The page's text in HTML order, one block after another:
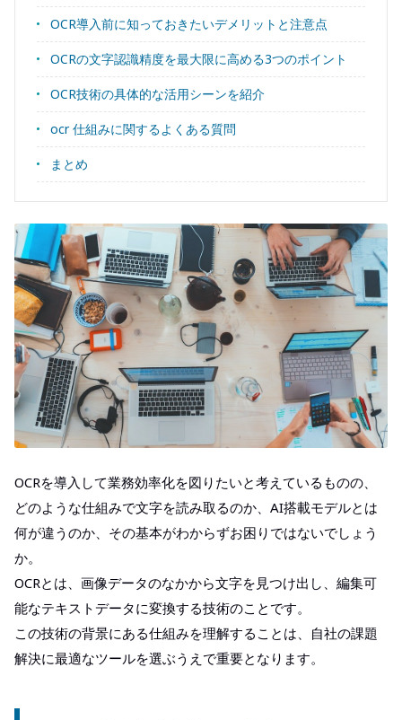
OCR導入前に知っておきたいデメリットと注意点
OCRの文字認識精度を最大限に高める3つのポイント
OCR技術の具体的な活用シーンを紹介
ocr 仕組みに関するよくある質問
まとめ
OCRを導入して業務効率化を図りたいと考えているものの、
どのような仕組みで文字を読み取るのか、AI搭載モデルとは
何が違うのか、その基本がわからずお困りではないでしょう
か。
OCRとは、画像データのなかから文字を見つけ出し、編集可
能なテキストデータに変換する技術のことです。
この技術の背景にある仕組みを理解することは、自社の課題
解決に最適なツールを選ぶうえで重要となります。